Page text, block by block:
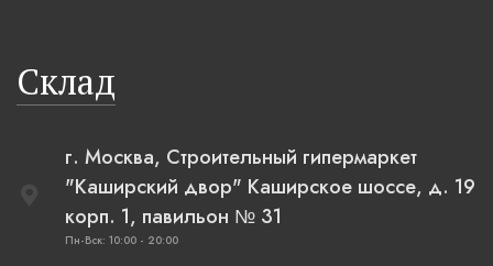
Склад
г. Москва, Строительный гипермаркет
"Каширский двор" Каширское шоссе, д. 19
корп. 1, павильон № 31
Пн-Вск: 10:00 - 20:00